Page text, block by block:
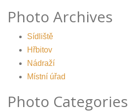
Photo Archives
Sídliště
Hřbitov
Nádraží
Místní úřad
Photo Categories